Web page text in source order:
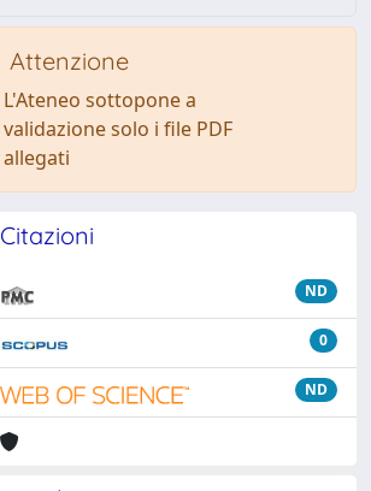
Attenzione
L'Ateneo sottopone a
validazione solo i file PDF
allegati
Citazioni
ND
0
ND